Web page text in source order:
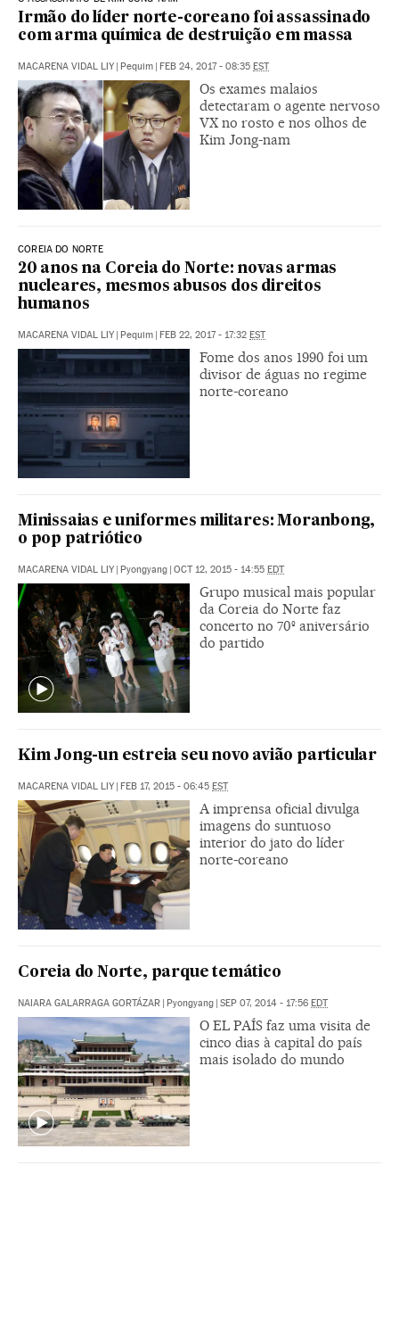
Irmão do líder norte-coreano foi assassinado
com arma química de destruição em massa
MACARENA VIDAL LIY | Pequim | FEB 24, 2017 - 08:35 EST
Os exames malaios
detectaram o agente nervoso
VX no rosto e nos olhos de
Kim Jong-nam
COREIA DO NORTE
20 anos na Coreia do Norte: novas armas
nucleares, mesmos abusos dos direitos
humanos
MACARENA VIDAL LIY | Pequim | FEB 22, 2017 - 17:32 EST
Fome dos anos 1990 foi um
divisor de águas no regime
norte-coreano
Minissaias e uniformes militares: Moranbong,
o pop patriótico
MACARENA VIDAL LIY | Pyongyang | OCT 12, 2015 - 14:55 EDT
Grupo musical mais popular
da Coreia do Norte faz
concerto no 70º aniversário
do partido
Kim Jong-un estreia seu novo avião particular
MACARENA VIDAL LIY | FEB 17, 2015 - 06:45 EST
A imprensa oficial divulga
imagens do suntuoso
interior do jato do líder
norte-coreano
Coreia do Norte, parque temático
NAIARA GALARRAGA GORTÁZAR | Pyongyang | SEP 07, 2014 - 17:56 EDT
O EL PAÍS faz uma visita de
cinco dias à capital do país
mais isolado do mundo